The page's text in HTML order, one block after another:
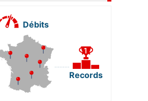
Débits
Records